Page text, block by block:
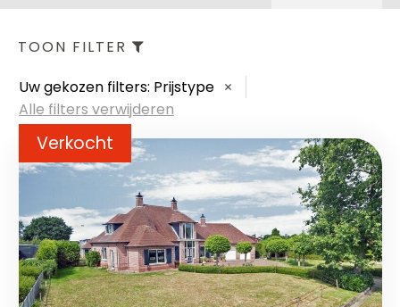
TOON FILTER
Uw gekozen filters: Prijstype
Alle filters verwijderen
Verkocht